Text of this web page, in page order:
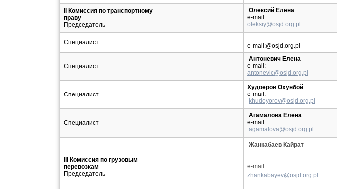
II Комиссия по транспортному
праву
Председатель
Олексий Елена
e-mail:
oleksiy@osjd.org.pl
Специалист e-mail:@osjd.org.pl
Специалист
Антоневич Елена
e-mail:
antonevic@osjd.org.pl
Специалист
Худоёров Охунбой
e-mail:
khudoyorov@osjd.org.pl
Специалист
Агамалова Елена
e-mail:
agamalova@osjd.org.pl
III Комиссия по грузовым
перевозкам
Председатель
Жанкабаев Кайрат
e-mail:
zhankabayev@osjd.org.pl